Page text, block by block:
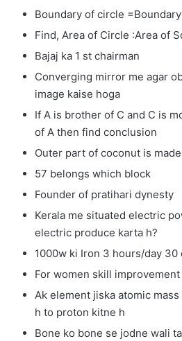
Boundary of circle
Find, Area of Circle :Area of
Bajaj ka 1 st chairman
Converging mirror me agar
image kaise hoga
If A is brother of C and C is
of A then find conclusion
Outer part of coconut is
57 belongs which block
Founder of pratihari dynesty
Kerala me situated electric
electric produce karta h?
1000w ki Iron 3 hours/day 30
For women skill
Ak element jiska atomic
h to proton kitne h
Bone ko bone se jodne wali